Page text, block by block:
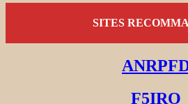
SITES
F5IRO